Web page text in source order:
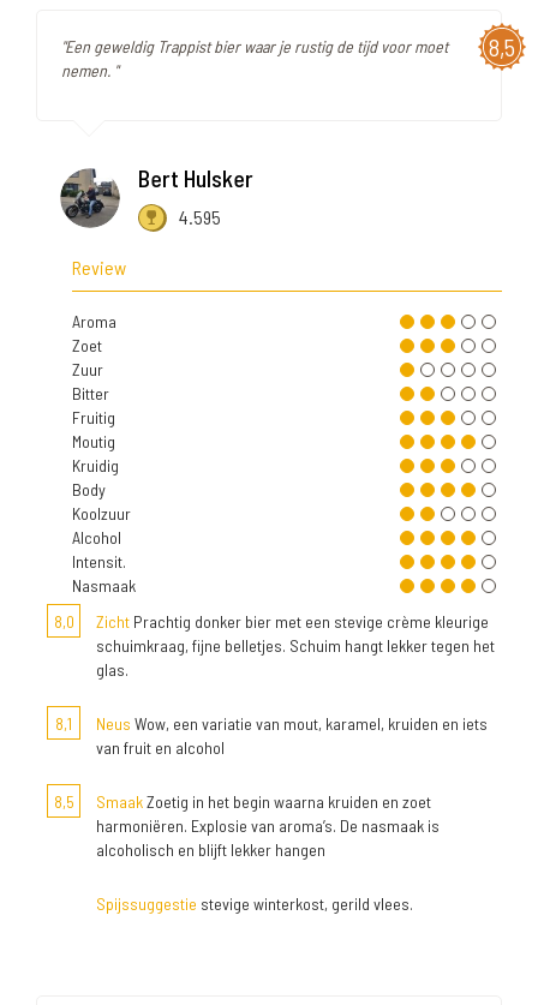
8,5
"Een geweldig Trappist bier waar je rustig de tijd voor moet
nemen. "
Bert Hulsker
4.595
Review
Aroma
Zoet
Zuur
Bitter
Fruitig
Moutig
Kruidig
Body
Koolzuur
Alcohol
Intensit.
Nasmaak
8,0
Zicht Prachtig donker bier met een stevige crème kleurige
schuimkraag, fijne belletjes. Schuim hangt lekker tegen het
glas.
8,1 Neus Wow, een variatie van mout, karamel, kruiden en iets
van fruit en alcohol
8,5 SmaakZoetig in het begin waarna kruiden en zoet
harmoniëren. Explosie van aroma’s. De nasmaak is
alcoholisch en blijft lekker hangen
Spijssuggestie stevige winterkost, gerild vlees.